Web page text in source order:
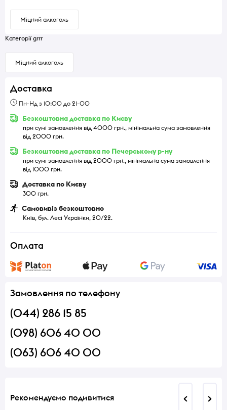
Міцний алкоголь
Категорії grrr
Міцний алкоголь
Доставка
Пн-Нд з 10:00 до 21-00
Безкоштовна доставка по Києву
при сумі замовлення від 4000 грн., мінімальна сума замовлення
від 2000 грн.
Безкоштовна доставка по Печерському р-ну
при сумі замовлення від 2000 грн., мінімальна сума замовлення
від 1000 грн.
Доставка по Києву
300 грн.
Самовивіз безкоштовно
Київ, бул. Лесі Українки, 20/22.
Оплата
Замовлення по телефону
(044) 286 15 85
(098) 606 40 00
(063) 606 40 00
Рекомендуємо подивитися